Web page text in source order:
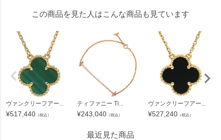
この商品を見た人はこんな商品も見ています
ヴァンクリーフアー...
¥517,440 （税込）
ティファニー Ti...
¥243,040 （税込）
ヴァンクリーフアー...
¥527,240 （税込）
最近見た商品